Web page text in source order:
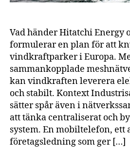
Vad händer Hitatchi Energy
formulerar en plan för att
vindkraftparker i Europa.
sammankopplade
kan vindkraften leverera
och stabilt. Kontext
sätter spår även i
att tänka centraliserat och
system. En mobiltelefon, ett
företagsledning som ger […]